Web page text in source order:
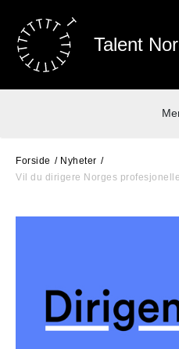
Talent
Forside
Nyheter
Vil du dirigere Norges